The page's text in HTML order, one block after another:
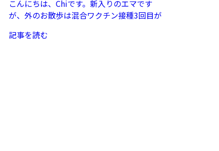
こんにちは、Chiです。新入りのエマです
が、外のお散歩は混合ワクチン接種3回目が
お散歩開始。何度か...
記事を読む